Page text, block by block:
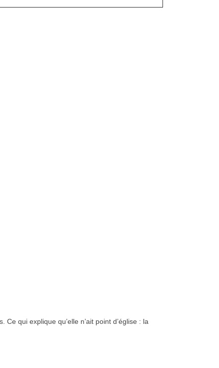
qui explique qu’elle n’ait point d’église : la